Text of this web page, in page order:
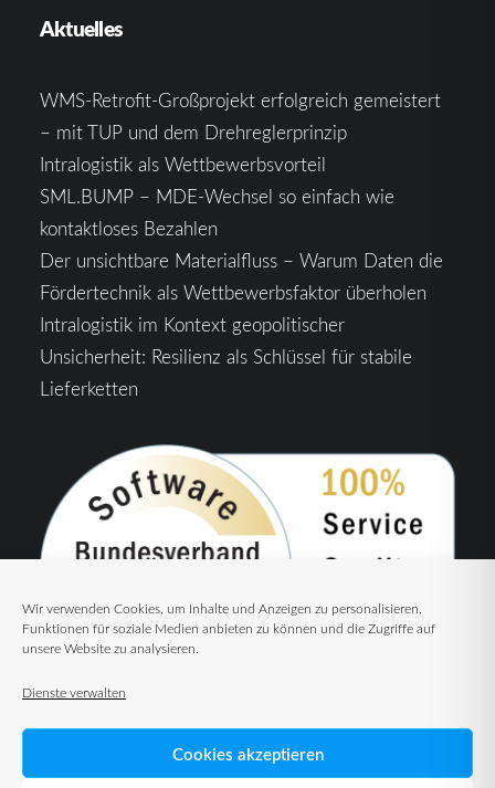
Wir verwenden Cookies, um Inhalte und Anzeigen zu personalisieren,
Funktionen für soziale Medien anbieten zu können und die Zugriffe auf
unsere Website zu analysieren.
Dienste verwalten
Cookies akzeptieren
Aktuelles
WMS-Retrofit-Großprojekt erfolgreich gemeistert
– mit TUP und dem Drehreglerprinzip
Intralogistik als Wettbewerbsvorteil
SML.BUMP – MDE-Wechsel so einfach wie
kontaktloses Bezahlen
Der unsichtbare Materialfluss – Warum Daten die
Fördertechnik als Wettbewerbsfaktor überholen
Intralogistik im Kontext geopolitischer
Unsicherheit: Resilienz als Schlüssel für stabile
Lieferketten